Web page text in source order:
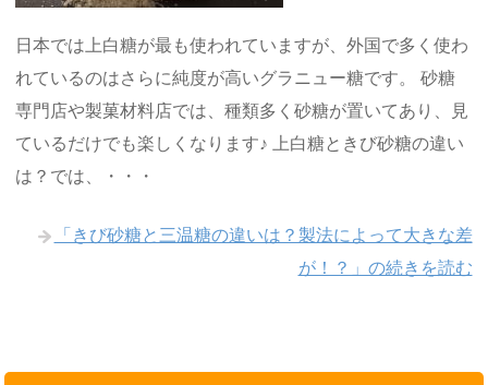
日本では上白糖が最も使われていますが、外国で多く使わ
れているのはさらに純度が高いグラニュー糖です。 砂糖
専門店や製菓材料店では、種類多く砂糖が置いてあり、見
ているだけでも楽しくなります♪ 上白糖ときび砂糖の違い
は？では、・・・
「きび砂糖と三温糖の違いは？製法によって大きな差
が！？」の続きを読む